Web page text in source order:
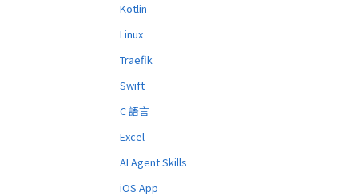
Kotlin
Linux
Traefik
Swift
C 語言
Excel
AI Agent Skills
iOS App